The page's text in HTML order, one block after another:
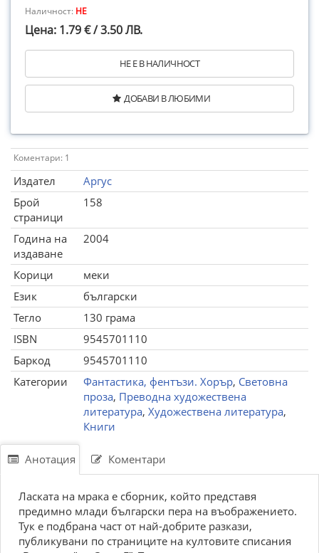
Наличност: НЕ
Цена: 1.79 € / 3.50 ЛВ.
НЕ Е В НАЛИЧНОСТ
ДОБАВИ В ЛЮБИМИ
Коментари: 1
Издател
Аргус
Брой
страници
158
Година на
издаване
2004
Корици
меки
Език
български
Тегло
130 грама
ISBN
9545701110
Баркод
9545701110
Категории
Фантастика, фентъзи. Хорър, Световна
проза, Преводна художествена
литература, Художествена литература,
Книги
Анотация Коментари
Ласката на мрака е сборник, който представя
предимно млади български пера на въображението.
Тук е подбрана част от най-добрите разкази,
публикувани по страниците на култовите списания